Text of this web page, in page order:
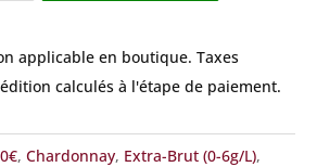
applicable en boutique. Taxes
calculés à l'étape de paiement.
, Chardonnay, Extra-Brut (0-6g/L),